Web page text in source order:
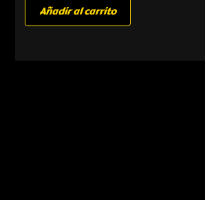
Añadir al carrito